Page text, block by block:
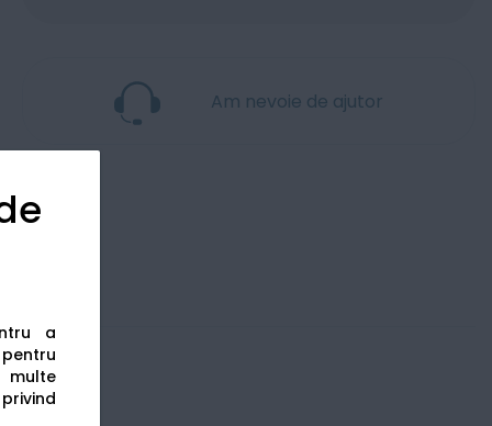
a
multe
Am nevoie de ajutor